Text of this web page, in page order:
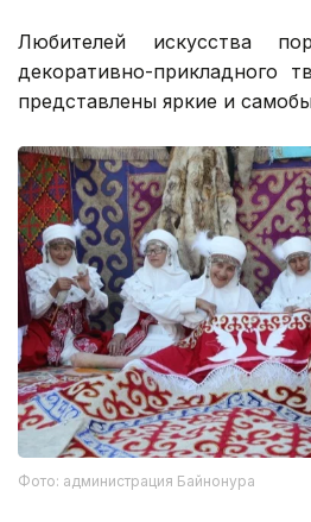
Любителей искусства
декоративно-прикладного
представлены яркие и
Фото: администрация Байнонура